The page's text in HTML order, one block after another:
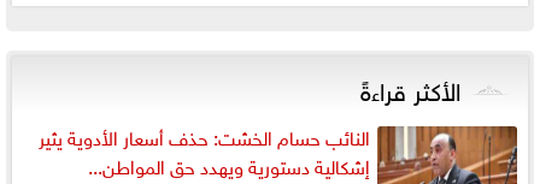
الأكثر قراءةً
النائب حسام الخشت: حذف أسعار الأدوية يثير
إشكالية دستورية ويهدد حق المواطن...